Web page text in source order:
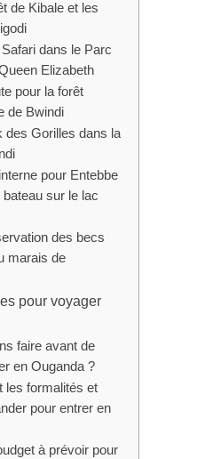
de Kibale et les
dans le Parc
Elizabeth
pour la forêt
de Bwindi
des Gorilles dans la
pour Entebbe
bateau sur le lac
des becs
marais de
pour voyager
faire avant de
en Ouganda ?
les formalités et
pour entrer en
à prévoir pour